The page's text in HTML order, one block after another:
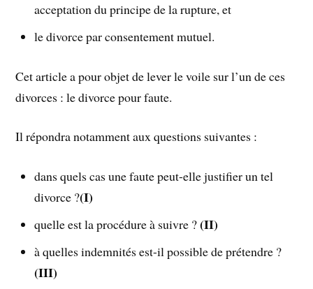
acceptation du principe de la rupture, et
le divorce par consentement mutuel.
Cet article a pour objet de lever le voile sur l’un de ces
divorces : le divorce pour faute.
Il répondra notamment aux questions suivantes :
dans quels cas une faute peut-elle justifier un tel
divorce ?(I)
quelle est la procédure à suivre ?(II)
à quelles indemnités est-il possible de prétendre ?
(III)